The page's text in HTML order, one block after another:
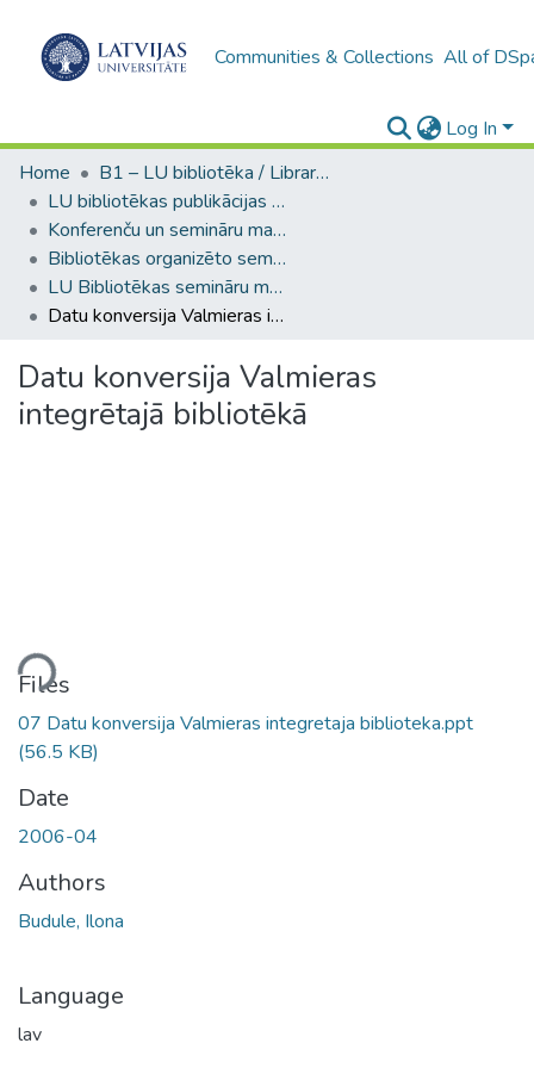
Communities & Collections All of
Log In
Home
B1 – LU bibliotēka / Library of the UL
LU bibliotēkas publikācijas / Publications of the University Library
Konferenču un semināru materiāli (LUB) / Conference and seminar materials
Bibliotēkas organizēto semināru materiāli / Library Workshop Materials
LU Bibliotēkas semināru materiāli
Datu konversija Valmieras integrētajā bibliotēkā
Datu konversija Valmieras
integrētajā bibliotēkā
Files
07 Datu konversija Valmieras integretaja biblioteka.ppt
(56.5 KB)
Date
2006-04
Authors
Budule, Ilona
Language
lav